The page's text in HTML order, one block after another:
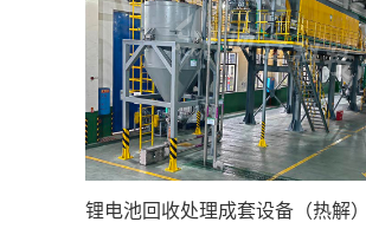
锂电池回收处理成套设备（热解）